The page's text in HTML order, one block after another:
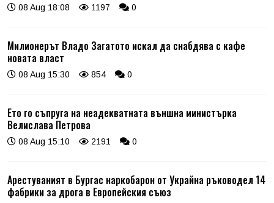
08 Aug 18:08 1197 0
Милионерът Владо Загатото искал да снабдява с кафе
новата власт
08 Aug 15:30 854 0
Ето го съпруга на неадекватната външна министърка
Велислава Петрова
08 Aug 15:10 2191 0
Арестуваният в Бургас наркобарон от Украйна ръководел 14
фабрики за дрога в Европейския съюз